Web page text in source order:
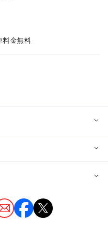
金無料
は開花状況によって変動
側の都合などにより変更にな